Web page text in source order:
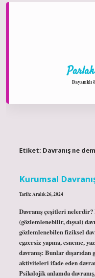
Dayanıklı
Etiket: Davranış ne
Kurumsal
Tarih: Aralık 26, 2024
Davranış çeşitleri
(gözlemlenebilir, dışsal)
gözlemlenebilen fiziksel
egzersiz yapma, esneme,
davranış: Bunlar dışarıdan
aktiviteleri ifade eden
Psikolojik anlamda